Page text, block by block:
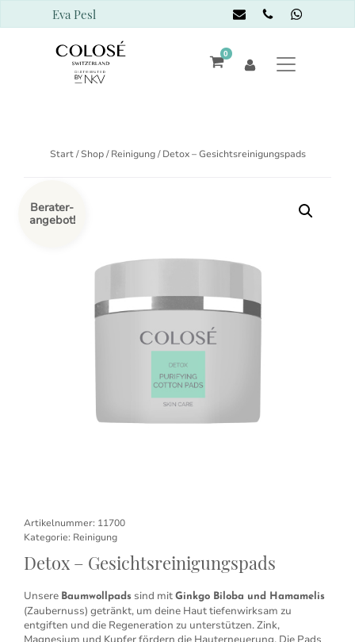
Eva Pesl
0
Start/Shop/Reinigung/ Detox – Gesichtsreinigungspads
Berater-
angebot!
Artikelnummer: 11700
Kategorie: Reinigung
Detox – Gesichtsreinigungspads
Unsere Baumwollpads sind mit Ginkgo Biloba und Hamamelis
(Zaubernuss) getränkt, um deine Haut tiefenwirksam zu
entgiften und die Regeneration zu unterstützen. Zink,